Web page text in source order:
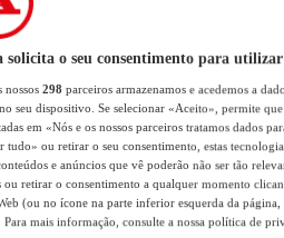
solicita o seu consentimento para utilizar
nossos 298 parceiros armazenamos e acedemos a
seu dispositivo. Se selecionar «Aceito», permite
em «Nós e os nossos parceiros tratamos dados
tudo» ou retirar o seu consentimento, estas
e anúncios que vê poderão não ser tão
ou retirar o consentimento a qualquer momento
(ou no ícone na parte inferior esquerda da página,
Para mais informação, consulte a nossa política de